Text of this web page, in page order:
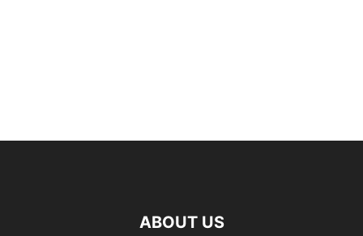
ABOUT US